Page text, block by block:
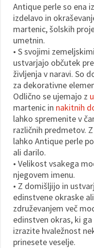
Antique perle so ena
izdelavo in
martenic, šolskih
umetnin.
• S svojimi
ustvarjajo občutek
življenja v naravi. So
za dekorativne
Odlično se ujemajo z
martenic in nakitnih
lahko spremenite v
različnih predmetov.
lahko Antique perle
ali darilo.
• Velikost vsakega
njegovem imenu.
• Z domišljijo in
edinstvene okraske
združevanjem več
edinstven okras, ki
izrazite hvaležnost
prinesete veselje.